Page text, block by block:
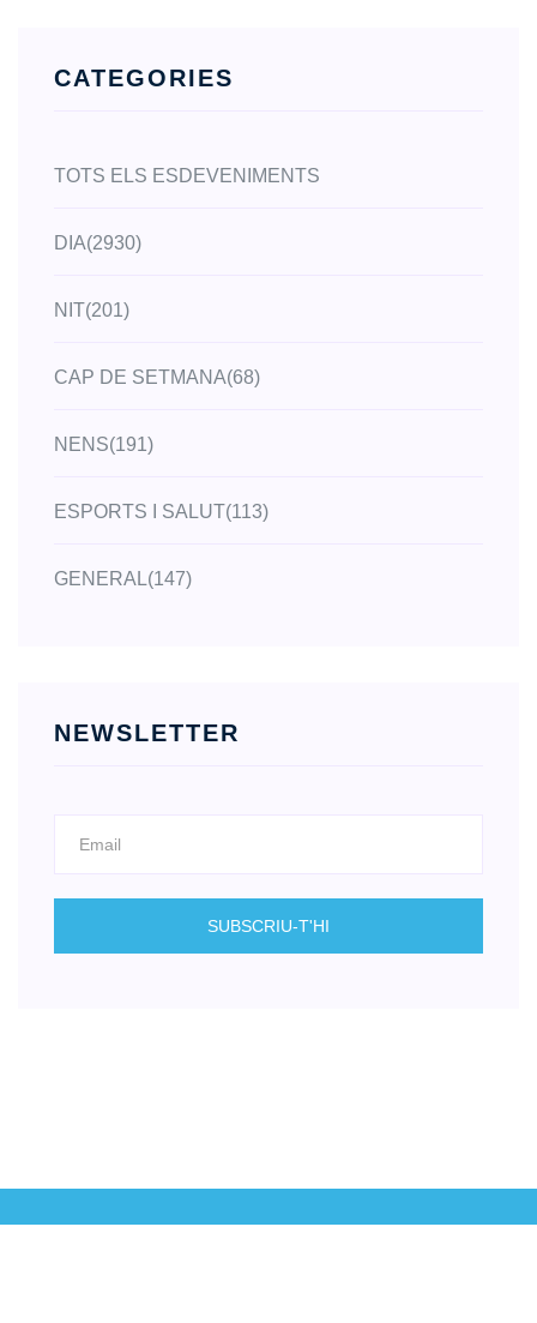
CATEGORIES
TOTS ELS ESDEVENIMENTS
DIA(2930)
NIT(201)
CAP DE SETMANA(68)
NENS(191)
ESPORTS I SALUT(113)
GENERAL(147)
NEWSLETTER